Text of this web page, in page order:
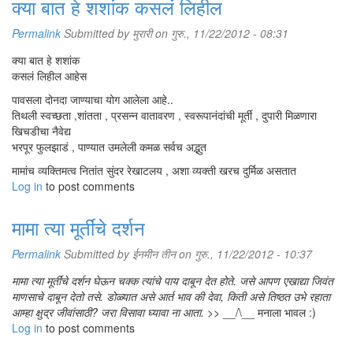
क्या बात हे शशांक कसलं लिहील
Permalink Submitted by मुरारीon गुरु., 11/22/2012 - 08:31
क्या बात हे शशांक
कसलं लिहील आहेस
पावसला दोनदा जाण्याचा योग आलेला आहे..
तिथली स्वच्छता ,शांतता , प्रसन्न वातावरण , स्वरूपानंदांची मूर्ती , दुपारी मिळणारा
खिचडीचा नैवेद्य
भरपूर फुलझाडं , पाण्यात उमलेली कमळ सर्वच अद्भुत
मामांच व्यक्तिमत्व नितांत सुंदर रेखाटलय , अशा व्यक्ती खरच दुर्मिळ असतात
Log in to post comments
मामा त्या मूर्तींचे दर्शन
Permalink Submitted by ईनमीन तीनon गुरु., 11/22/2012 - 10:37
मामा त्या मूर्तींचे दर्शन घेऊन चक्क त्यांचे पाय दाबून देत होते. जसे आपण एखाद्या जिवंत
माणसाचे दाबून देतो तसे. डोळ्यात असे आर्त भाव की देवा, किती असे तिष्ठत उभे रहाता
आम्हा क्षुद्र जीवांसाठी? जरा विसावा घ्यावा ना आता. >> __/\__ मनाला भावल :)
Log in to post comments